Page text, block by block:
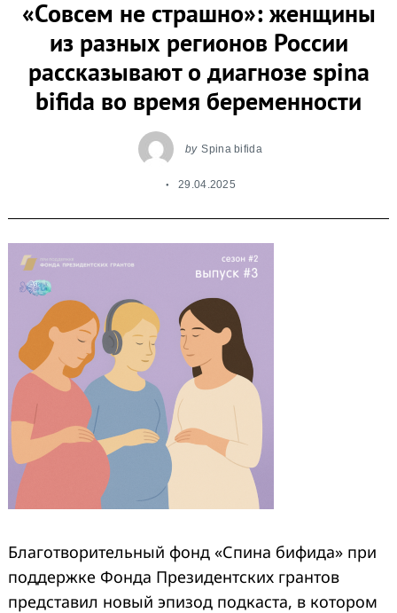
«Совсем не страшно»: женщины
из разных регионов России
рассказывают о диагнозе spina
bifida во время беременности
by Spina bifida
29.04.2025
Благотворительный фонд «Спина бифида» при
поддержке Фонда Президентских грантов
представил новый эпизод подкаста, в котором